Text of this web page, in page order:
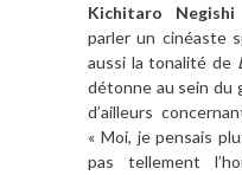
Kichitaro Negishi
parler un cinéaste
aussi la tonalité de
détonne au sein du
d’ailleurs
« Moi, je pensais
pas tellement